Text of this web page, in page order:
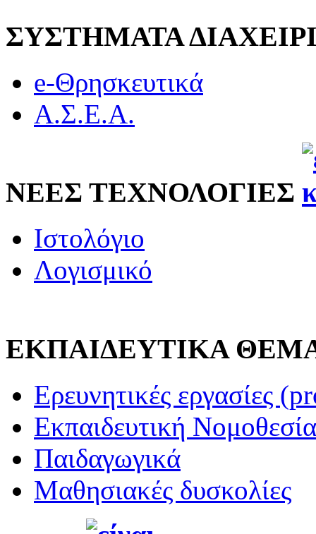
ΣΥΣΤΗΜΑΤΑ
e-Θρησκευτικά
Α.Σ.Ε.Α.
ΝΕΕΣ ΤΕΧΝΟΛΟΓΙΕΣ
Ιστολόγιο
Λογισμικό
ΕΚΠΑΙΔΕΥΤΙΚΑ
Ερευνητικές εργασίες
Εκπαιδευτική Νομοθεσία
Παιδαγωγικά
Μαθησιακές δυσκολίες